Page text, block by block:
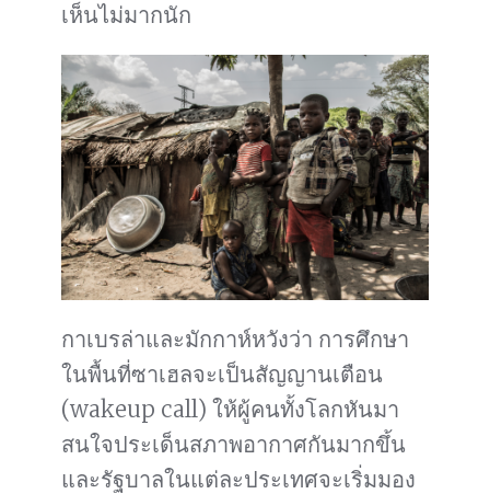
เห็นไม่มากนัก
กาเบรล่าและมักกาห์หวังว่า การศึกษา
ในพื้นที่ซาเฮลจะเป็นสัญญานเตือน
(wakeup call) ให้ผู้คนทั้งโลกหันมา
สนใจประเด็นสภาพอากาศกันมากขึ้น
และรัฐบาลในแต่ละประเทศจะเริ่มมอง